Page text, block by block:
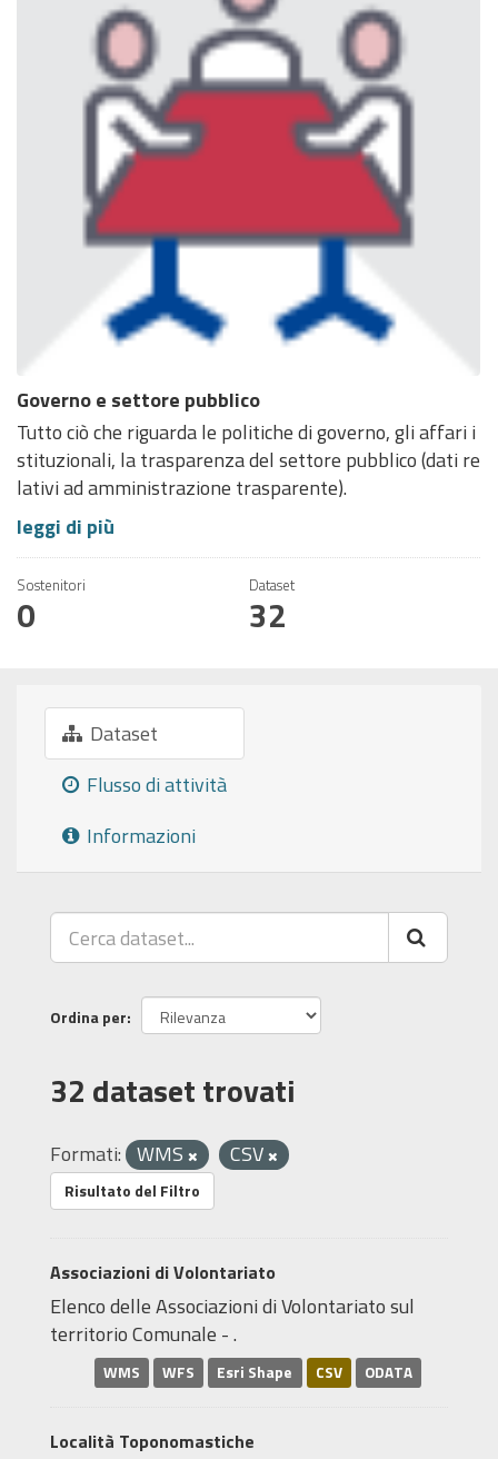
Governo e settore pubblico
Tutto ciò che riguarda le politiche di governo, gli affari i
stituzionali, la trasparenza del settore pubblico (dati re
lativi ad amministrazione trasparente).
leggi di più
Sostenitori
0
Dataset
32
Dataset
Flusso di attività
Informazioni
Ordina per
32 dataset trovati
Formati: WMS CSV
Risultato del Filtro
Associazioni di Volontariato
Elenco delle Associazioni di Volontariato sul
territorio Comunale - .
WMS WFS Esri Shape CSV ODATA
Località Toponomastiche